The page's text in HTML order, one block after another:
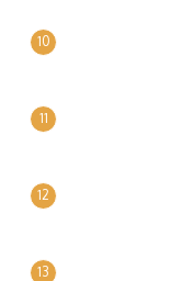
10
11
12
13